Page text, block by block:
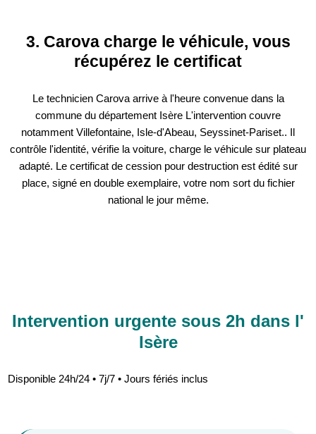
3. Carova charge le véhicule, vous
récupérez le certificat
Le technicien Carova arrive à l'heure convenue dans la
commune du département Isère L'intervention couvre
notamment Villefontaine, Isle-d'Abeau, Seyssinet-Pariset.. Il
contrôle l'identité, vérifie la voiture, charge le véhicule sur plateau
adapté. Le certificat de cession pour destruction est édité sur
place, signé en double exemplaire, votre nom sort du fichier
national le jour même.
Intervention urgente sous 2h dans l'
Isère
Disponible 24h/24 • 7j/7 • Jours fériés inclus